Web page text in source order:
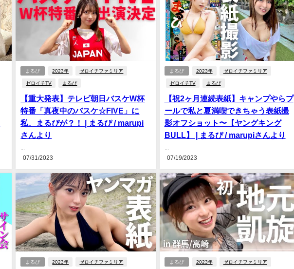
まるぴ 2023年 ゼロイチファミリア
ゼロイチTV まるぴ
【重大発表】テレビ朝日バスケW杯
特番「真夜中のバスケ☆FIVE」に
私、まるぴが？！ | まるぴ / marupi
さんより
07/31/2023
まるぴ 2023年 ゼロイチファミリア
ゼロイチTV まるぴ
【祝2ヶ月連続表紙】キャンプやらプ
ールで私と夏満喫できちゃう表紙撮
影オフショット〜【ヤングキング
BULL】 | まるぴ / marupiさんより
07/19/2023
まるぴ 2023年 ゼロイチファミリア まるぴ 2023年 ゼロイチファミリア